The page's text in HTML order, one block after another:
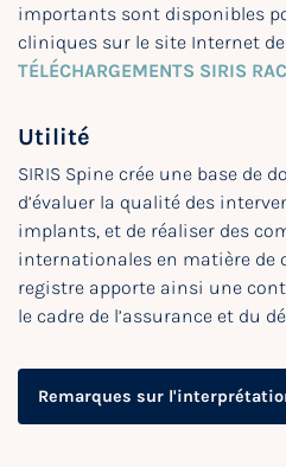
importants sont disponibles
cliniques sur le site Internet de
TÉLÉCHARGEMENTS SIRIS
Utilité
SIRIS Spine crée une base de
d’évaluer la qualité des
implants, et de réaliser des
internationales en matière de
registre apporte ainsi une
le cadre de l’assurance et du
Remarques sur l'interprétation des